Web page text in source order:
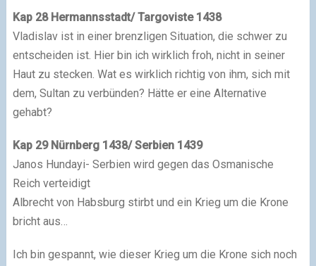
Kap 28 Hermannsstadt/ Targoviste 1438
Vladislav ist in einer brenzligen Situation, die schwer zu
entscheiden ist. Hier bin ich wirklich froh, nicht in seiner
Haut zu stecken. Wat es wirklich richtig von ihm, sich mit
dem, Sultan zu verbünden? Hätte er eine Alternative
gehabt?
Kap 29 Nürnberg 1438/ Serbien 1439
Janos Hundayi- Serbien wird gegen das Osmanische
Reich verteidigt
Albrecht von Habsburg stirbt und ein Krieg um die Krone
bricht aus…
Ich bin gespannt, wie dieser Krieg um die Krone sich noch